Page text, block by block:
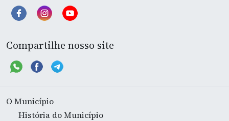
Compartilhe nosso site
O Município
História do Município